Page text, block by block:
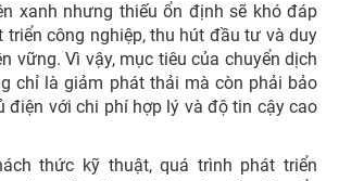
xanh nhưng thiếu ổn định sẽ khó đáp
triển công nghiệp, thu hút đầu tư và duy
vững. Vì vậy, mục tiêu của chuyển dịch
chỉ là giảm phát thải mà còn phải bảo
điện với chi phí hợp lý và độ tin cậy cao
thức kỹ thuật, quá trình phát triển